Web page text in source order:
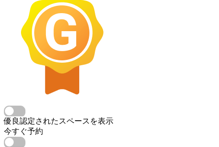
優良認定されたスペースを表示
今すぐ予約